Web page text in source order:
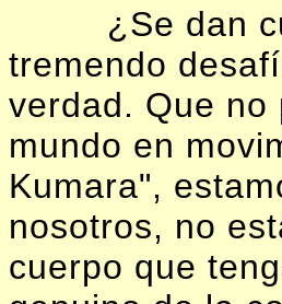
¿Se dan
tremendo
verdad. Que no
mundo en
Kumara",
nosotros, no
cuerpo que